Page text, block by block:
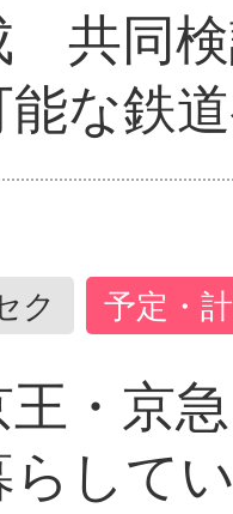
共同
な鉄
ク 予定・
王・京
らして